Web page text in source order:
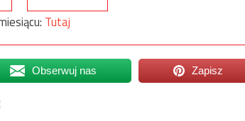
Tutaj
Obserwuj nas Zapisz